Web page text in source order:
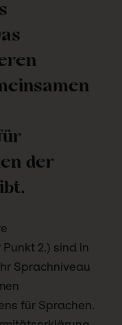
der
2.) sind in
Sprachniveau
für Sprachen.